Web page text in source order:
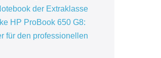
der Extraklasse
HP ProBook 650 G8:
für den professionellen